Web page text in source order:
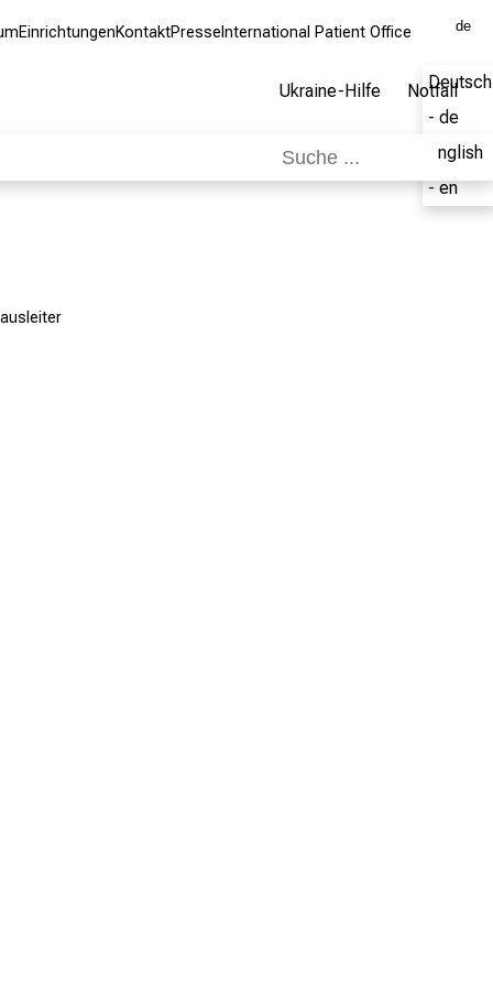
EinrichtungenKontaktPresse International Patient Office de
Deutsch
- de
English
- en
Ukraine-Hilfe Notfall